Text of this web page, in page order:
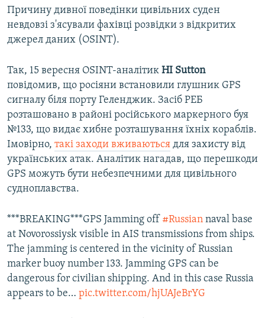
Причину дивної поведінки цивільних суден
невдовзі з'ясували фахівці розвідки з відкритих
джерел даних (OSINT).
Так, 15 вересня OSINT-аналітик HI Sutton
повідомив, що росіяни встановили глушник GPS
сигналу біля порту Геленджик. Засіб РЕБ
розташовано в районі російського маркерного буя
№133, що видає хибне розташування їхніх кораблів.
Імовірно, такі заходи вживаються для захисту від
українських атак. Аналітик нагадав, що перешкоди
GPS можуть бути небезпечними для цивільного
судноплавства.
***BREAKING***GPS Jamming off #Russian naval base
at Novorossiysk visible in AIS transmissions from ships.
The jamming is centered in the vicinity of Russian
marker buoy number 133. Jamming GPS can be
dangerous for civilian shipping. And in this case Russia
appears to be… pic.twitter.com/hjUAJeBrYG